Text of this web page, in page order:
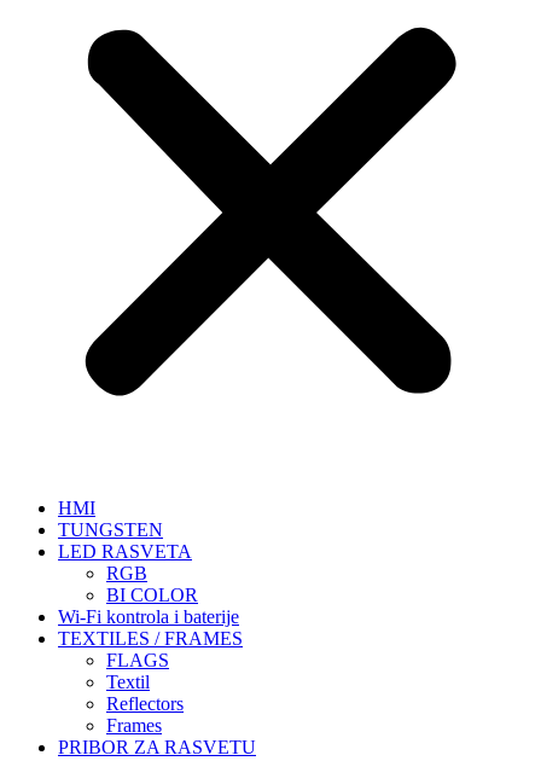
HMI
TUNGSTEN
LED RASVETA
RGB
BI COLOR
Wi-Fi kontrola i baterije
TEXTILES / FRAMES
FLAGS
Textil
Reflectors
Frames
PRIBOR ZA RASVETU